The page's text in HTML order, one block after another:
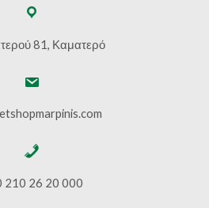
81, Καματερό
210 26 20 000